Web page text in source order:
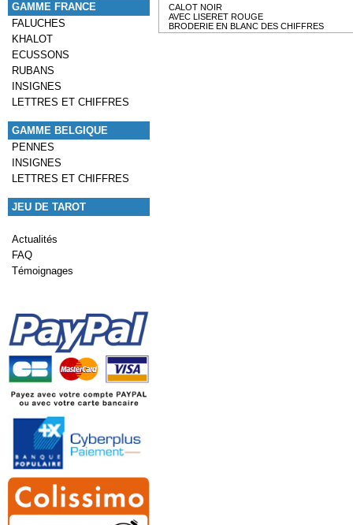
GAMME FRANCE
FALUCHES
KHALOT
ECUSSONS
RUBANS
INSIGNES
LETTRES ET CHIFFRES
GAMME BELGIQUE
PENNES
INSIGNES
LETTRES ET CHIFFRES
JEU DE TAROT
Actualités
FAQ
Témoignages
CALOT NOIR
AVEC LISERET ROUGE
BRODERIE EN BLANC DES CHIFFRES